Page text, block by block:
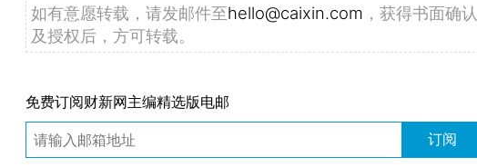
如有意愿转载，请发邮件至hello@caixin.com ，获得书面确认
及授权后，方可转载。
免费订阅财新网主编精选版电邮
订阅